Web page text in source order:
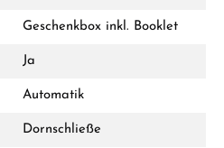
Geschenkbox inkl. Booklet
Ja
Automatik
Dornschließe